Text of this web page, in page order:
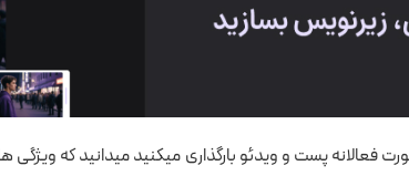
فعالانه پست و ویدئو بارگذاری میکنید میدانید که